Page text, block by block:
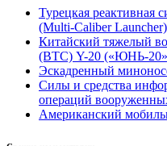
Турецкая реактивная
(Multi-Caliber Launcher)
Китайский тяжелый
(BTC) Y-20 («ЮНЬ-
Эскадренный
Силы и средства
операций
Американский